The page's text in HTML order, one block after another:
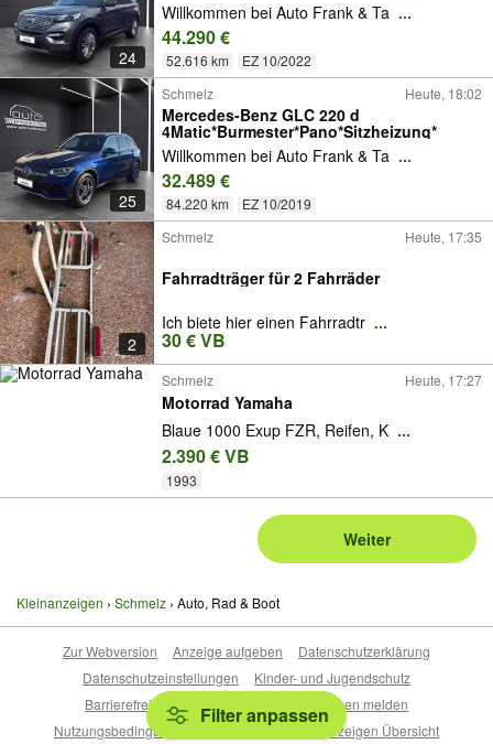
24
Willkommen bei Auto Frank & Ta ...
44.290 €
52.616 km EZ 10/2022
25
Schmelz Heute, 18:02
Mercedes-Benz GLC 220 d
4Matic*Burmester*Pano*Sitzheizung*
Willkommen bei Auto Frank & Ta ...
32.489 €
84.220 km EZ 10/2019
2
Schmelz Heute, 17:35
Fahrradträger für 2 Fahrräder
Ich biete hier einen Fahrradtr ...
30 € VB
Schmelz Heute, 17:27
Motorrad Yamaha
Blaue 1000 Exup FZR, Reifen, K ...
2.390 € VB
1993
Weiter
Kleinanzeigen Schmelz Auto, Rad & Boot
Filter anpassen
Zur Webversion Anzeige aufgeben
Datenschutzerklärung
Datenschutzeinstellungen
Kinder- und Jugendschutz
Barrierefreiheitserklärung
Sicherheitslücken melden
Nutzungsbedingungen
Beliebte Suchen Anzeigen Übersicht